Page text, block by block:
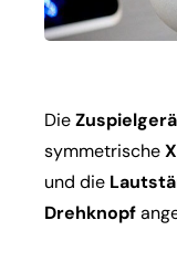
Die
symmetrische
und die
Drehknopf